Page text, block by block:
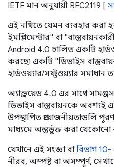
IETF মান অনুযায়ী RFC2119 [
এই নথিতে যেমন ব্যবহার করা
ইমপ্লিমেন্টার" বা
Android 4.0 চালিত একটি
করছে৷ একটি "ডিভাইস
হার্ডওয়্যার/সফ্টওয়্যার সমাধান
অ্যান্ড্রয়েড 4.0 এর সাথে
ডিভাইস বাস্তবায়নকে অবশ্যই
উপস্থাপিত প্রয়োজনীয়তাগুলি
মাধ্যমে অন্তর্ভুক্ত করা যেকোনো
যেখানে এই সংজ্ঞা বাবিভাগ 10-
নীরব, অস্পষ্ট বা অসম্পূর্ণ,